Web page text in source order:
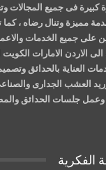
فى جميع المجالات
مميزة وتنال رضاه ،
على جميع الخدمات
الاردن الامارات
العناية بالحدائق وتصميم
العشب الجدارى
وعمل جلسات الحدائق
الفكرية